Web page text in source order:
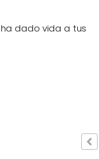
dado vida a tus